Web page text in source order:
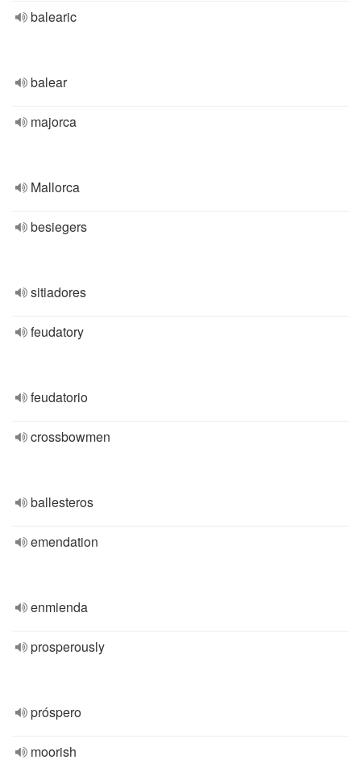
balearic
balear
majorca
Mallorca
besiegers
sitiadores
feudatory
feudatorio
crossbowmen
ballesteros
emendation
enmienda
prosperously
próspero
moorish